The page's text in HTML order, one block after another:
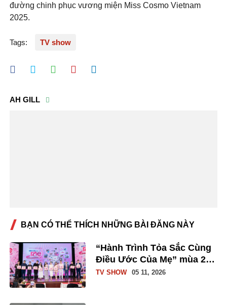
đường chinh phục vương miện Miss Cosmo Vietnam
2025.
Tags: TV show
AH GILL
BẠN CÓ THỂ THÍCH NHỮNG BÀI ĐĂNG NÀY
“Hành Trình Tỏa Sắc Cùng
Điều Ước Của Mẹ” mùa 2
phát động chiến dịch tri ân
TV SHOW 05 11, 2026